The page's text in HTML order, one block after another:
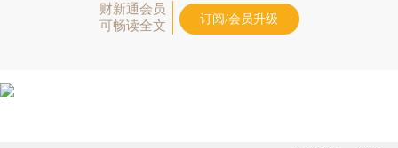
财新通会员
可畅读全文
订阅/会员升级